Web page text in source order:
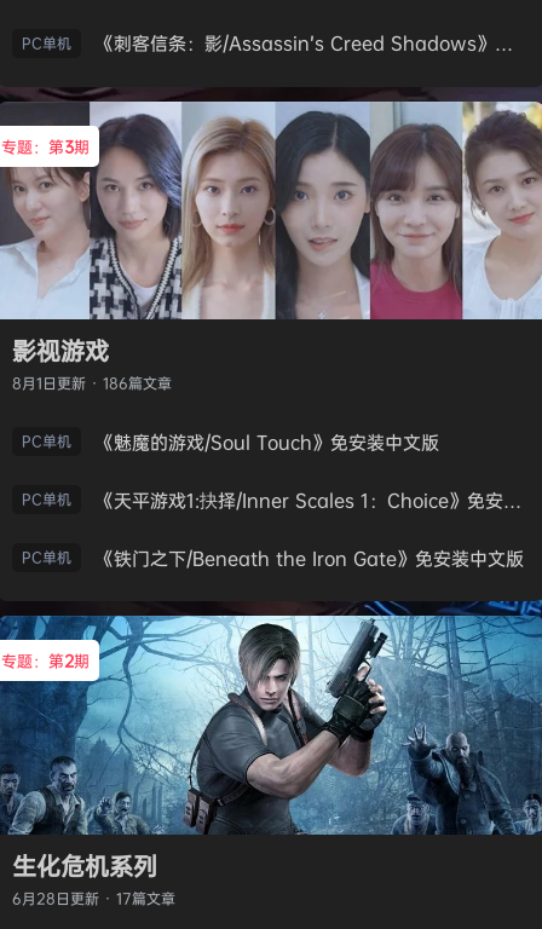
PC单机 《刺客信条：影/Assassin’s Creed Shadows》免安装版，非虚拟机
专题：第3期
影视游戏
8月1日更新 · 186篇文章
PC单机 《魅魔的游戏/Soul Touch》免安装中文版
PC单机 《天平游戏1:抉择/Inner Scales 1：Choice》免安装中文版
PC单机 《铁门之下/Beneath the Iron Gate》免安装中文版
专题：第2期
生化危机系列
6月28日更新 · 17篇文章